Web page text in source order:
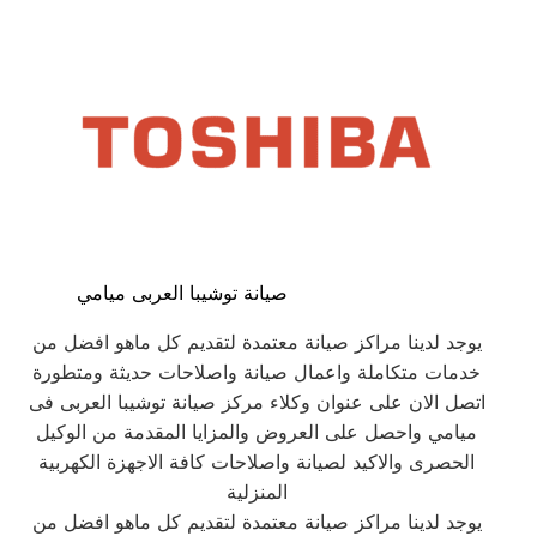
صيانة توشيبا العربى ميامي
يوجد لدينا مراكز صيانة معتمدة لتقديم كل ماهو افضل من
خدمات متكاملة واعمال صيانة واصلاحات حديثة ومتطورة
اتصل الان على عنوان وكلاء مركز صيانة توشيبا العربى فى
ميامي واحصل على العروض والمزايا المقدمة من الوكيل
الحصرى والاكيد لصيانة واصلاحات كافة الاجهزة الكهربية
المنزلية
يوجد لدينا مراكز صيانة معتمدة لتقديم كل ماهو افضل من